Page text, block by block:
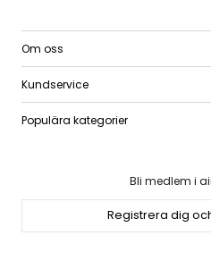
Om oss
Kundservice
Populära kategorier
Bli medlem i
Registrera dig